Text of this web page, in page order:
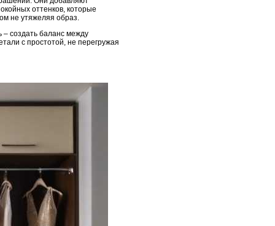
оттенков, которые
не утяжеляя образ.
– создать баланс между
с простотой, не перегружая